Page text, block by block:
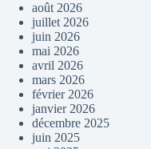
août 2026
juillet 2026
juin 2026
mai 2026
avril 2026
mars 2026
février 2026
janvier 2026
décembre 2025
juin 2025